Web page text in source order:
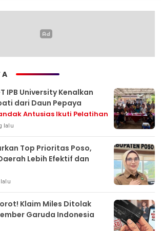
IPB University Kenalkan
dari Daun Pepaya
Antusias Ikuti Pelatihan
lalu
Top Prioritas Poso,
Lebih Efektif dan
Klaim Miles Ditolak
Garuda Indonesia